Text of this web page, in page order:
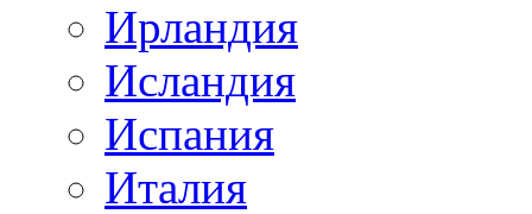
Ирландия
Исландия
Испания
Италия